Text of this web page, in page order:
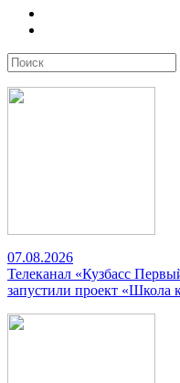
07.08.2026
Телеканал «Кузбасс
запустили проект «Школа